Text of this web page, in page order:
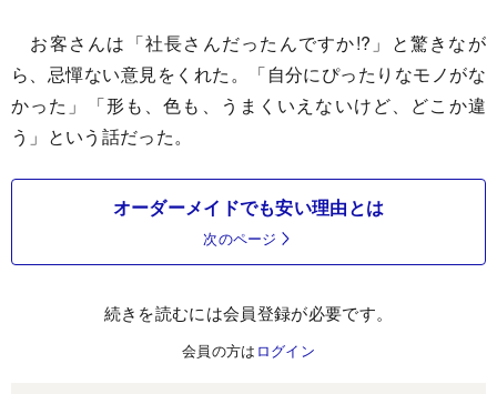
お客さんは「社長さんだったんですか!?」と驚きなが
ら、忌憚ない意見をくれた。「自分にぴったりなモノがな
かった」「形も、色も、うまくいえないけど、どこか違
う」という話だった。
オーダーメイドでも安い理由とは
次のページ
続きを読むには会員登録が必要です。
会員の方は ログイン